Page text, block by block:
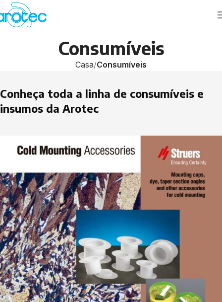
Consumíveis
Casa Consumíveis
Conheça toda a linha de consumíveis e
insumos da Arotec